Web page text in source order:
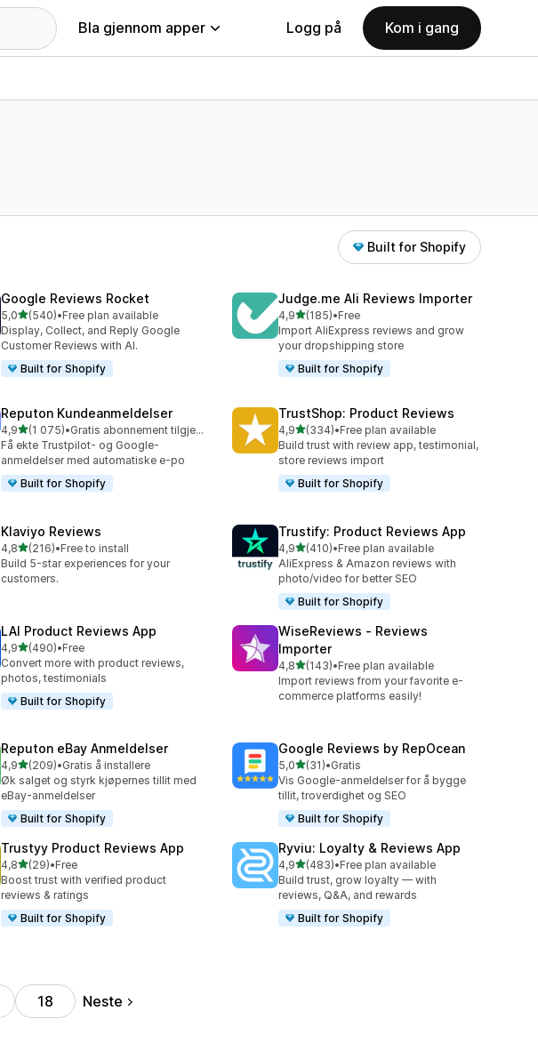
Bla gjennom apper Logg på Kom i gang
Built for Shopify
Google Reviews Rocket
5,0av 5 stjerner
(540)
Totalt 540 omtaler
•Free plan available
Display, Collect, and Reply Google
Customer Reviews with AI.
Built for Shopify
Judge.me Ali Reviews Importer
4,9av 5 stjerner
(185)
Totalt 185 omtaler
•Free
Import AliExpress reviews and grow
your dropshipping store
Built for Shopify
Reputon Kundeanmeldelser
4,9av 5 stjerner
(1 075)
Totalt 1075 omtaler
•
Gratis abonnement tilgjengelig
Få ekte Trustpilot- og Google-
anmeldelser med automatiske e-po
Built for Shopify
TrustShop: Product Reviews
4,9av 5 stjerner
(334)
Totalt 334 omtaler
•Free plan available
Build trust with review app, testimonial,
store reviews import
Built for Shopify
Klaviyo Reviews
4,8av 5 stjerner
(216)
Totalt 216 omtaler
•Free to install
Build 5-star experiences for your
customers.
Trustify: Product Reviews App
4,9av 5 stjerner
(410)
Totalt 410 omtaler
•Free plan available
AliExpress & Amazon reviews with
photo/video for better SEO
Built for Shopify
LAI Product Reviews App
4,9av 5 stjerner
(490)
Totalt 490 omtaler
•Free
Convert more with product reviews,
photos, testimonials
Built for Shopify
WiseReviews ‑ Reviews
Importer
4,8av 5 stjerner
(143)
Totalt 143 omtaler
•Free plan available
Import reviews from your favorite e-
commerce platforms easily!
Reputon eBay Anmeldelser
4,9av 5 stjerner
(209)
Totalt 209 omtaler
•Gratis å installere
Øk salget og styrk kjøpernes tillit med
eBay-anmeldelser
Built for Shopify
Google Reviews by RepOcean
5,0av 5 stjerner
(31)
Totalt 31 omtaler
•Gratis
Vis Google-anmeldelser for å bygge
tillit, troverdighet og SEO
Built for Shopify
Trustyy Product Reviews App
4,8av 5 stjerner
(29)
Totalt 29 omtaler
•Free
Boost trust with verified product
reviews & ratings
Built for Shopify
Ryviu: Loyalty & Reviews App
4,9av 5 stjerner
(483)
Totalt 483 omtaler
•Free plan available
Build trust, grow loyalty — with
reviews, Q&A, and rewards
Built for Shopify
18 Neste